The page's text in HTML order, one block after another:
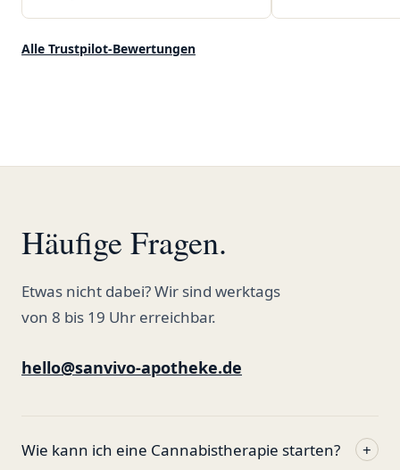
ordentlich gelagert, ich hatte nur
Alle Trustpilot-Bewertungen
Häufige Fragen.
Etwas nicht dabei? Wir sind werktags
von 8 bis 19 Uhr erreichbar.
hello@sanvivo-apotheke.de
Wie kann ich eine Cannabistherapie starten?
+